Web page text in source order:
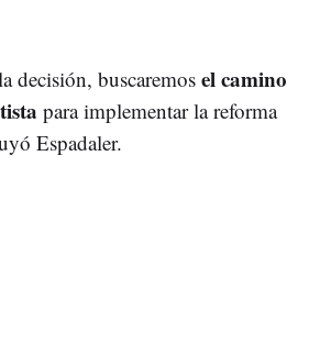
decisión, buscaremos el camino
para implementar la reforma
Espadaler.